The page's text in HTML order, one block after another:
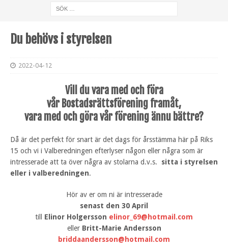
Du behövs i styrelsen
2022-04-12
Vill du vara med och föra
vår Bostadsrättsförening framåt,
vara med och göra vår förening ännu bättre?
Då är det perfekt för snart är det dags för årsstämma här på Riks
15 och vi i Valberedningen efterlyser någon eller några som är
intresserade att ta över några av stolarna d.v.s. sitta i styrelsen
eller i valberedningen.
Hör av er om ni är intresserade
senast den 30 April
till Elinor Holgersson elinor_69@hotmail.com
eller Britt-Marie Andersson
briddaandersson@hotmail.com